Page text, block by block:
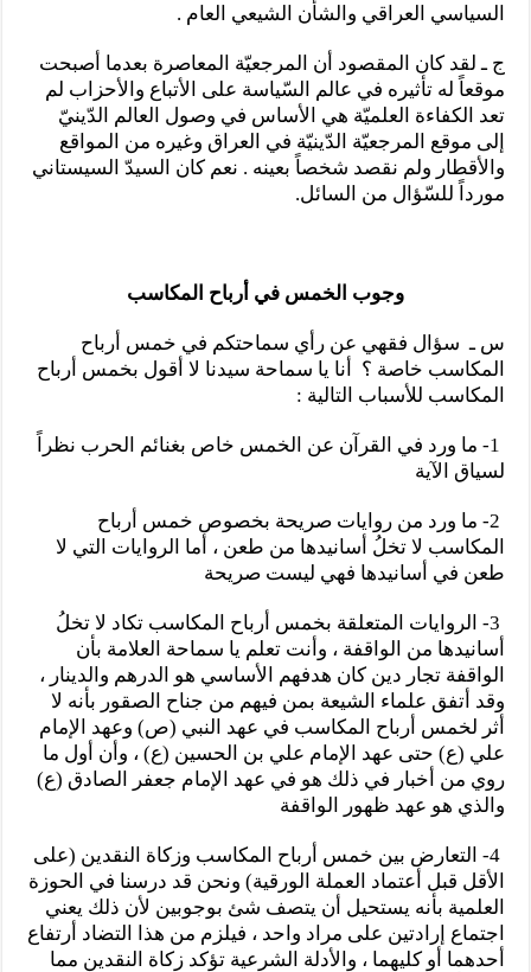
السياسي العراقي والشأن الشيعي العام .
ج ـ لقد كان المقصود أن المرجعيّة المعاصرة بعدما أصبحت
موقعاً له تأثيره في عالم السّياسة على الأتباع والأحزاب لم
تعد الكفاءة العلميّة هي الأساس في وصول العالم الدّينيّ
إلى موقع المرجعيّة الدّينيّة في العراق وغيره من المواقع
والأقطار ولم نقصد شخصاً بعينه . نعم كان السيدّ السيستاني
مورداً للسّؤال من السائل.
وجوب الخمس في أرباح المكاسب
س ـ سؤال فقهي عن رأي سماحتكم في خمس أرباح
المكاسب خاصة ؟ أنا يا سماحة سيدنا لا أقول بخمس أرباح
المكاسب للأسباب التالية :
1- ما ورد في القرآن عن الخمس خاص بغنائم الحرب نظراً
لسياق الآية
2- ما ورد من روايات صريحة بخصوص خمس أرباح
المكاسب لا تخلُ أسانيدها من طعن ، أما الروايات التي لا
طعن في أسانيدها فهي ليست صريحة
3- الروايات المتعلقة بخمس أرباح المكاسب تكاد لا تخلُ
أسانيدها من الواقفة ، وأنت تعلم يا سماحة العلامة بأن
الواقفة تجار دين كان هدفهم الأساسي هو الدرهم والدينار ،
وقد أتفق علماء الشيعة بمن فيهم من جناح الصقور بأنه لا
أثر لخمس أرباح المكاسب في عهد النبي (ص) وعهد الإمام
علي (ع) حتى عهد الإمام علي بن الحسين (ع) ، وأن أول ما
روي من أخبار في ذلك هو في عهد الإمام جعفر الصادق (ع)
والذي هو عهد ظهور الواقفة
4- التعارض بين خمس أرباح المكاسب وزكاة النقدين (على
الأقل قبل أعتماد العملة الورقية) ونحن قد درسنا في الحوزة
العلمية بأنه يستحيل أن يتصف شئ بوجوبين لأن ذلك يعني
اجتماع إرادتين على مراد واحد ، فيلزم من هذا التضاد أرتفاع
أحدهما أو كليهما ، والأدلة الشرعية تؤكد زكاة النقدين مما